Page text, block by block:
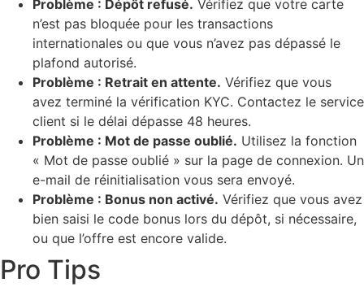
Problème : Dépôt refusé. Vérifiez que votre carte
n’est pas bloquée pour les transactions
internationales ou que vous n’avez pas dépassé le
plafond autorisé.
Problème : Retrait en attente. Vérifiez que vous
avez terminé la vérification KYC. Contactez le service
client si le délai dépasse 48 heures.
Problème : Mot de passe oublié. Utilisez la fonction
« Mot de passe oublié » sur la page de connexion. Un
e-mail de réinitialisation vous sera envoyé.
Problème : Bonus non activé. Vérifiez que vous avez
bien saisi le code bonus lors du dépôt, si nécessaire,
ou que l’offre est encore valide.
Pro Tips